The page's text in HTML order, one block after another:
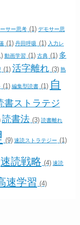
サー思考 (1) デモサー思
(1) 丹田呼吸 (1) 入力レ
動画学習 (1) 古典 (1) 多
(1) 活字離れ (3) 熟
(1) 編集型読書 (1) 自
書ストラテジ
読書法 (3) 読書離れ
(9) 速読ストラテジー (1)
速読戦略 (4) 速読
速学習 (4)